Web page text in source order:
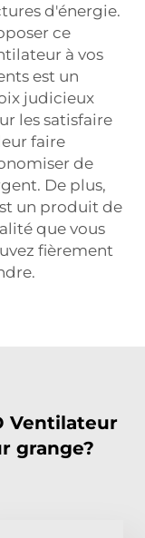
d'énergie.
ce
à vos
est un
judicieux
les satisfaire
faire
de
De plus,
un produit de
que vous
fièrement
Ventilateur
grange?